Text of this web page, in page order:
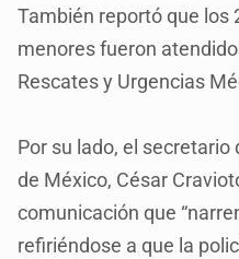
También reportó que los
menores fueron
Rescates y Urgencias
Por su lado, el secretario
de México, César
comunicación que
refiriéndose a que la